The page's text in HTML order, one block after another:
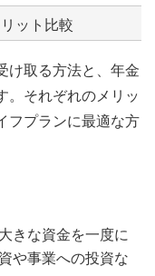
ット比較
け取る方法と、年金
。それぞれのメリッ
フプランに最適な方
大きな資金を一度に
や事業への投資な